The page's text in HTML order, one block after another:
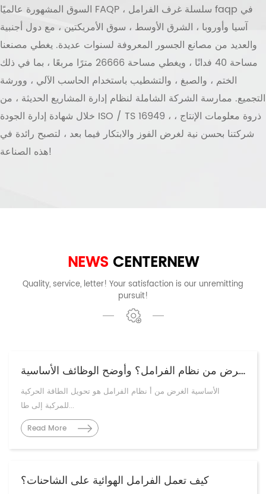
السوق المشهورة عالميًا FAQP ، سلسلة غرف الفرامل faqp في
آسيا وأوروبا ، الشرق الأوسط ، سوق الأمريكتين ، مع دول أجنبية
والعديد من مصانع الجسور المعروفة لسنوات عديدة. يغطي مصنعنا
مساحة 40 فدانًا ، ويغطي مساحة 26666 مترًا مربعًا ، بما في ذلك
الختم ، والصبغ ، والتشطيب باستخدام الحاسب الآلي ، وورشة
التجميع. ممارسة الشركة الشاملة لنظام إدارة المشاريع الحديثة ، من
خلال شهادة إدارة الجودة ISO / TS 16949 ، ذروة معلومات الإنتاج ،
شركتنا بحسن نية لغرض الفوز والابتكار فيما بعد ، لتصبح رائدة في
هذه الصناعة!
NEWS CENTERNEW
Quality, service, letter! Your satisfaction is our unremitting
pursuit!
ما هو الغرض من نظام الفرامل؟ وأوضح الوظائف الأساسية
الأساسية الغرض من أ نظام الفرامل هو تحويل الطاقة الحركية
للمركبة إلى طا...
Read More
كيف تعمل الفرامل الهوائية على الشاحنات؟